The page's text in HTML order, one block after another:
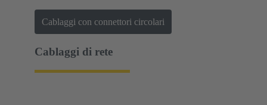
Cablaggi con connettori circolari
Cablaggi di rete